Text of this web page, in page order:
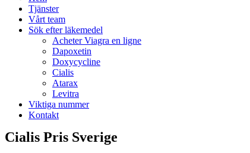
Tjänster
Vårt team
Sök efter läkemedel
Acheter Viagra en ligne
Dapoxetin
Doxycycline
Cialis
Atarax
Levitra
Viktiga nummer
Kontakt
Cialis Pris Sverige